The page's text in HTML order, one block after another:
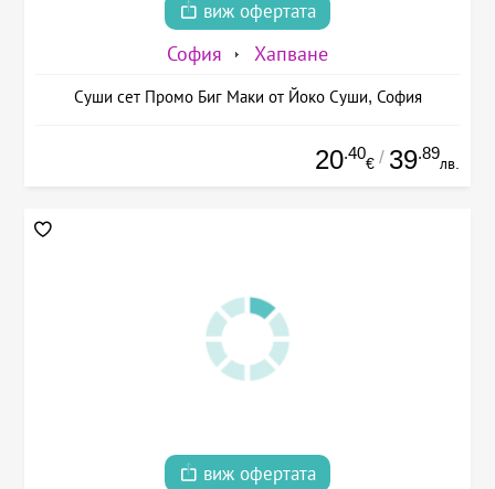
виж офертата
София Хапване
Суши сет Промо Биг Маки от Йоко Суши, София
20.40
€ / 39.89
лв.
виж офертата